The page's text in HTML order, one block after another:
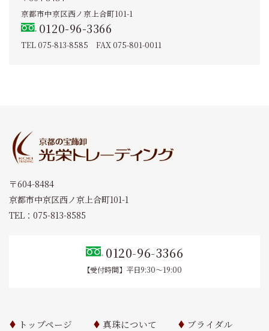
京都市中京区西ノ京上合町101-1
0120-96-3366
TEL 075-813-8585 FAX 075-801-0011
〒604-8484
京都市中京区西ノ京上合町101-1
TEL：075-813-8585
0120-96-3366
【受付時間】平日9:30～19:00
トップページ 真珠について ブライダル